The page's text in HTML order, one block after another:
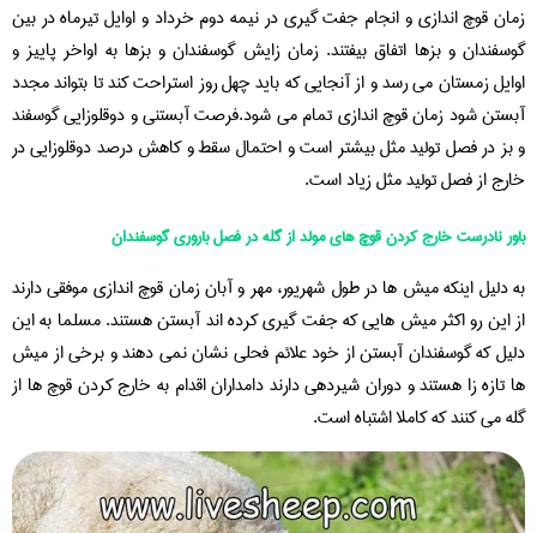
زمان قوچ اندازی و انجام جفت گیری در نیمه دوم خرداد و اوایل تیرماه در بین
گوسفندان و بزها اتفاق بیفتند. زمان زایش گوسفندان و بزها به اواخر پاییز و
اوایل زمستان می رسد و از آنجایی که باید چهل روز استراحت کند تا بتواند مجدد
آبستن شود زمان قوچ اندازی تمام می شود.فرصت آبستنی و دوقلوزایی گوسفند
و بز در فصل تولید مثل بیشتر است و احتمال سقط و کاهش درصد دوقلوزایی در
خارج از فصل تولید مثل زیاد است.
باور نادرست خارج کردن قوچ های مولد از گله در فصل باروری گوسفندان
به دلیل اینکه میش ها در طول شهریور، مهر و آبان زمان قوچ اندازی موفقی دارند
از این رو اکثر میش هایی که جفت گیری کرده اند آبستن هستند. مسلما به این
دلیل که گوسفندان آبستن از خود علائم فحلی نشان نمی دهند و برخی از میش
ها تازه زا هستند و دوران شیردهی دارند دامداران اقدام به خارج کردن قوچ ها از
گله می کنند که کاملا اشتباه است.